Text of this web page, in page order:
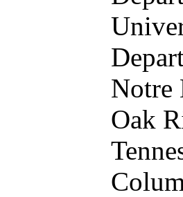
Notre
Oak